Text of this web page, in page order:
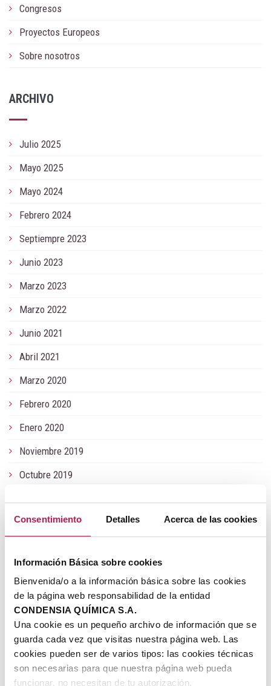
Consentimiento Detalles Acerca de las cookies
Información Básica sobre cookies
Bienvenida/o a la información básica sobre las cookies
de la página web responsabilidad de la entidad
CONDENSIA QUÍMICA S.A.
Una cookie es un pequeño archivo de información que se
guarda cada vez que visitas nuestra página web. Las
cookies pueden ser de varios tipos: las cookies técnicas
son necesarias para que nuestra página web pueda
funcionar, no necesitan de tu autorización.
Congresos
Proyectos Europeos
Sobre nosotros
ARCHIVO
Julio 2025
Mayo 2025
Mayo 2024
Febrero 2024
Septiempre 2023
Junio 2023
Marzo 2023
Marzo 2022
Junio 2021
Abril 2021
Marzo 2020
Febrero 2020
Enero 2020
Noviembre 2019
Octubre 2019
Mayo 2019
Julio 2018
Junio 2018
Noviembre 2017
Julio 2017
Mayo 2017